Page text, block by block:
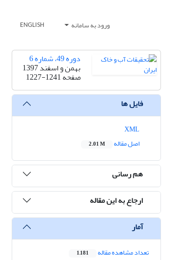
ورود به سامانه ENGLISH
دوره 49، شماره 6
بهمن و اسفند 1397
صفحه1227-1241
فایل ها
اصل مقاله
2.01 M
هم رسانی
ارجاع به این مقاله
آمار
تعداد مشاهده مقاله 1,181